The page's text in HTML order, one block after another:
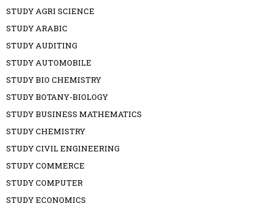
STUDY AGRI SCIENCE
STUDY ARABIC
STUDY AUDITING
STUDY AUTOMOBILE
STUDY BIO CHEMISTRY
STUDY BOTANY-BIOLOGY
STUDY BUSINESS MATHEMATICS
STUDY CHEMISTRY
STUDY CIVIL ENGINEERING
STUDY COMMERCE
STUDY COMPUTER
STUDY ECONOMICS